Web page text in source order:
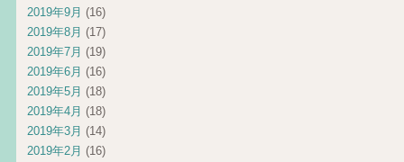
2019年9月 (16)
2019年8月 (17)
2019年7月 (19)
2019年6月 (16)
2019年5月 (18)
2019年4月 (18)
2019年3月 (14)
2019年2月 (16)